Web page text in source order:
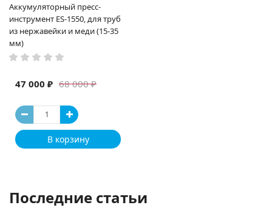
Аккумуляторный пресс-
инструмент ES-1550, для труб
из нержавейки и меди (15-35
мм)
68 000 ₽
47 000 ₽
В корзину
Последние статьи